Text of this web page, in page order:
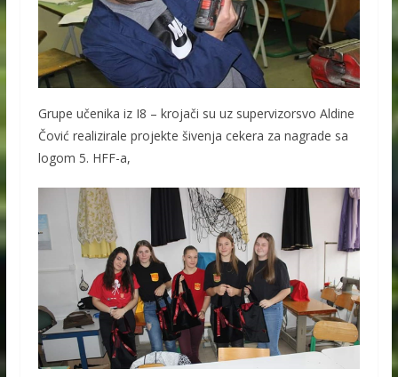
Grupe učenika iz I8 – krojači su uz supervizorsvo Aldine
Čović realizirale projekte šivenja cekera za nagrade sa
logom 5. HFF-a,